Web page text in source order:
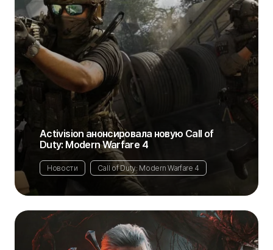
Activision анонсировала новую Call of
Duty: Modern Warfare 4
Новости Call of Duty: Modern Warfare 4